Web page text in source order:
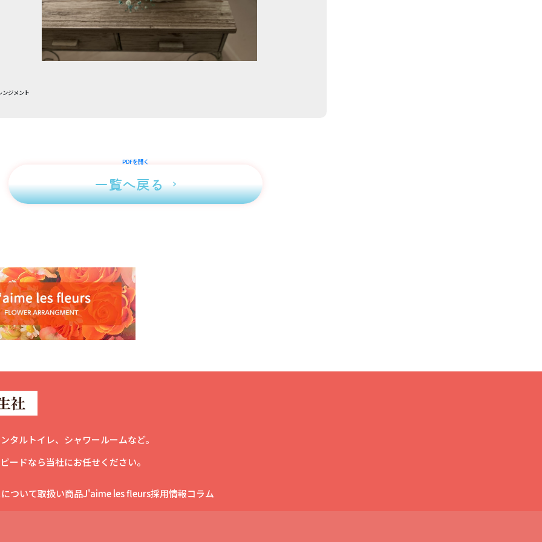
ンジメント
PDFを開く
一覧へ戻る
タルトイレ、シャワールームなど。
ードなら当社にお任せください。
ついて取扱い商品J'aime les fleurs採用情報コラム